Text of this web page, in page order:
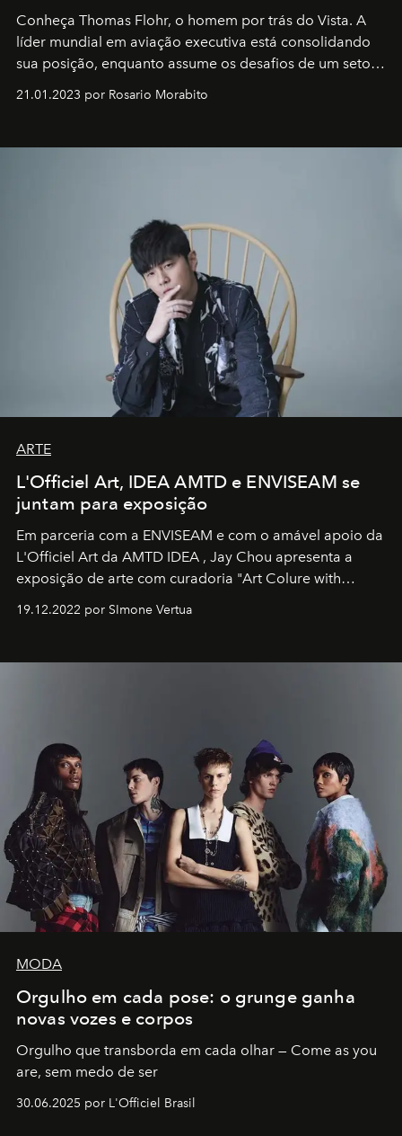
Conheça Thomas Flohr, o homem por trás do Vista. A
líder mundial em aviação executiva está consolidando
sua posição, enquanto assume os desafios de um setor
21.01.2023 por Rosario Morabito
ARTE
L'Officiel Art, IDEA AMTD e ENVISEAM se
juntam para exposição
Em parceria com a ENVISEAM e com o amável apoio da
L'Officiel Art da AMTD IDEA , Jay Chou apresenta a
exposição de arte com curadoria "Art Colure with
19.12.2022 por SImone Vertua
MODA
Orgulho em cada pose: o grunge ganha
novas vozes e corpos
Orgulho que transborda em cada olhar — Come as you
are, sem medo de ser
30.06.2025 por L'Officiel Brasil